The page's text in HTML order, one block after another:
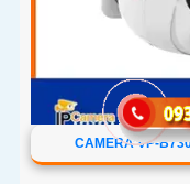
CAMERA VP-